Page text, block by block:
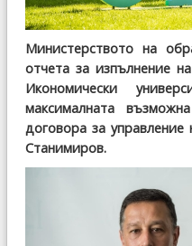
Министерството на
отчета за изпълнение
Икономически
максималната
договора за
Станимиров.